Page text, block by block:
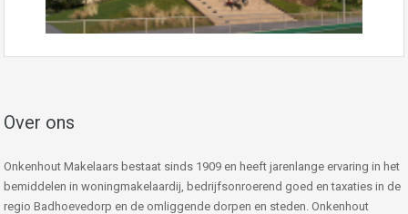
Over ons
Onkenhout Makelaars bestaat sinds 1909 en heeft jarenlange ervaring in het
bemiddelen in woningmakelaardij, bedrijfsonroerend goed en taxaties in de
regio Badhoevedorp en de omliggende dorpen en steden. Onkenhout